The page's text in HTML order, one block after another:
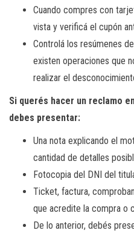
Cuando compres con
vista y verificá el cupón
Controlá los resúmenes
existen operaciones que
realizar el
Si querés hacer un reclamo
debes presentar:
Una nota explicando el
cantidad de detalles
Fotocopia del DNI del
Ticket, factura,
que acredite la compra o
De lo anterior, debés